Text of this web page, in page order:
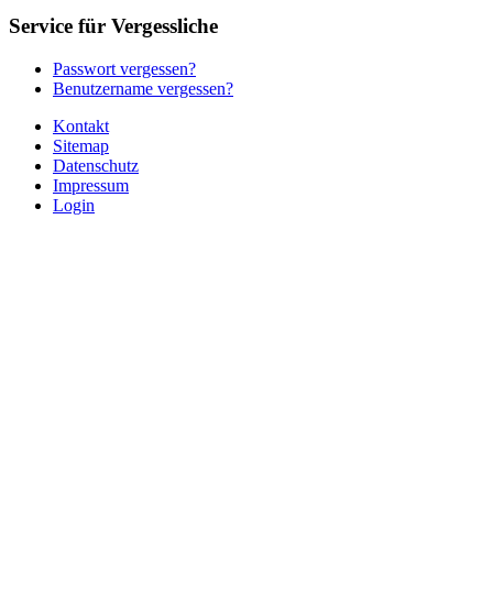
Service für Vergessliche
Passwort vergessen?
Benutzername vergessen?
Kontakt
Sitemap
Datenschutz
Impressum
Login